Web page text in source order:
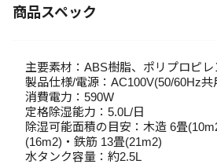
商品スペック
主要素材：ABS樹脂、ポリプロピレ
製品仕様/電源：AC100V(50/60Hz共
消費電力：590W
定格除湿能力：5.0L/日
除湿可能面積の目安：木造 6畳
(16m2)・鉄筋 13畳(21m2)
水タンク容量：約2.5L